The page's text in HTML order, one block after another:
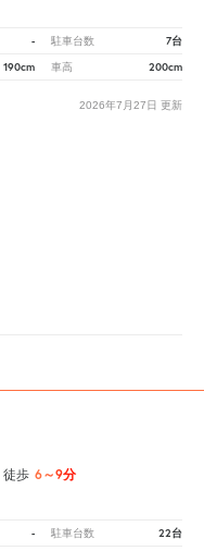
- 駐車台数 7台
190cm 車高 200cm
2026年7月27日 更新
徒歩 6～9分
- 駐車台数 22台